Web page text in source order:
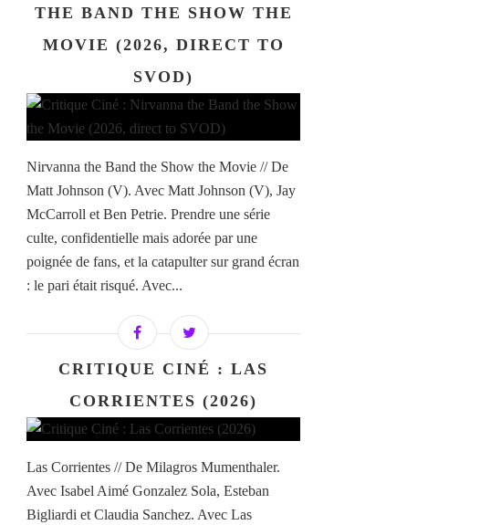
THE BAND THE SHOW THE
MOVIE (2026, DIRECT TO
SVOD)
Nirvanna the Band the Show the Movie // De
Matt Johnson (V). Avec Matt Johnson (V), Jay
McCarroll et Ben Petrie. Prendre une série
culte, confidentielle mais adorée par une
poignée de fans, et la catapulter sur grand écran
: le pari était risqué. Avec...
CRITIQUE CINÉ : LAS
CORRIENTES (2026)
Las Corrientes // De Milagros Mumenthaler.
Avec Isabel Aimé Gonzalez Sola, Esteban
Bigliardi et Claudia Sanchez. Avec Las